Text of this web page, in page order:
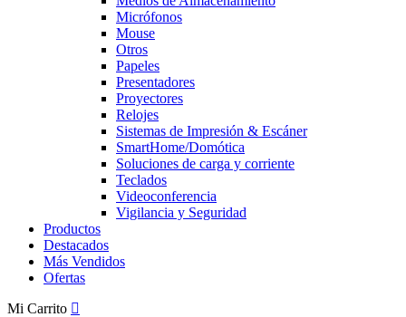
Micrófonos
Mouse
Otros
Papeles
Presentadores
Proyectores
Relojes
Sistemas de Impresión & Escáner
SmartHome/Domótica
Soluciones de carga y corriente
Teclados
Videoconferencia
Vigilancia y Seguridad
Productos
Destacados
Más Vendidos
Ofertas
Mi Carrito